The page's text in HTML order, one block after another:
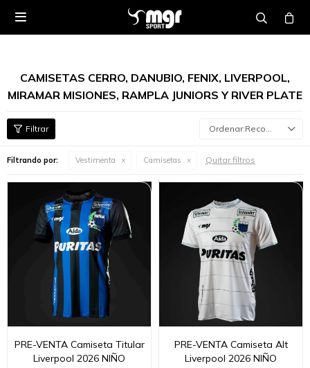

CAMISETAS CERRO, DANUBIO, FENIX, LIVERPOOL,
MIRAMAR MISIONES, RAMPLA JUNIORS Y RIVER PLATE
Recomendados
Filtrando por: Vestimenta Camisetas Quitar filtros
PRE-VENTA Camiseta Titular
Liverpool 2026 NIÑO
PRE-VENTA Camiseta Alt
Liverpool 2026 NIÑO